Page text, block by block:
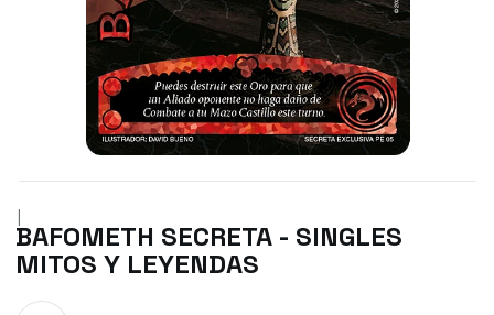
|
BAFOMETH SECRETA - SINGLES
MITOS Y LEYENDAS